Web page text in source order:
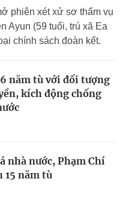
phiên xét xử sơ thẩm vụ
Ayun (59 tuổi, trú xã Ea
chính sách đoàn kết.
năm tù với đối tượng
kích động chống
nhà nước, Phạm Chí
15 năm tù